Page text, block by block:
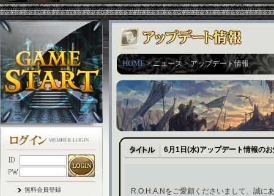
無料会員登録
HOME> ニュース > アップデート情報
6月1日(水)アップデート情報の
R.O.H.A.Nをご愛顧くださいまして、誠に